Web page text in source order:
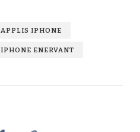
APPLIS IPHONE
IPHONE ENERVANT